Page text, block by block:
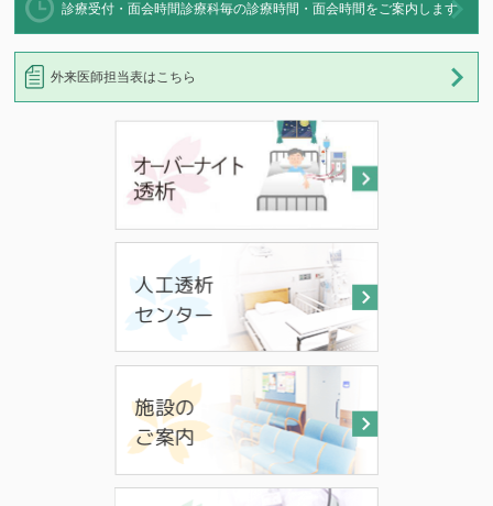
診療受付・面会時間診療科毎の診療時間・面会時間をご案内します
外来医師担当表はこちら